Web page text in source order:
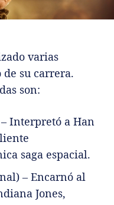
varias
su carrera.
son:
Interpretó a Han
saga espacial.
– Encarnó al
Jones,